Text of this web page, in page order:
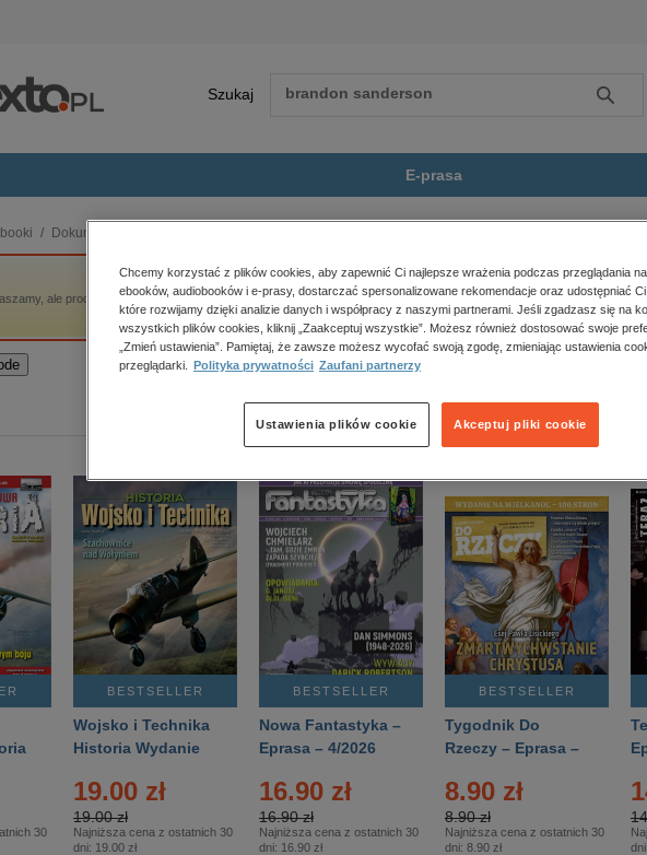
Szukaj Szukaj
E-prasa
aranżacja wnętrz
branżowe, gospodarka
kultura
polityka, społeczno-informacyjne
psychologiczne
inne
popularno-naukowe
historia
zdrowie
religie
Dokument, literatura faktu, reportaże, biografie
ale produkt „Z wojskami Menelika II. Zapiski z podróży do Etiopii” nie jest dostępny.
30
BESTSELLER
Wojsko i Technika
Historia Wydanie
– 2/2026
19.00 zł
19.00 zł
Najniższa cena z ostatnich 30
dni: 19.00 zł
BESTSELLER
Nowa Fantastyka –
Eprasa – 4/2026
16.90 zł
16.90 zł
Najniższa cena z ostatnich 30
dni: 16.90 zł
BESTSELLER
Tygodnik Do
Rzeczy – Eprasa –
8.90 zł
8.90 zł
Najniższa cena z ostatnich 30
dni: 8.90 zł
dni:
Chcemy korzystać z plików cookies, aby zapewnić Ci najlepsze wrażenia podczas przeglądania
ebooków, audiobooków i e-prasy, dostarczać spersonalizowane rekomendacje oraz udostępniać
które rozwijamy dzięki analizie danych i współpracy z naszymi partnerami. Jeśli zgadzasz się na
wszystkich plików cookies, kliknij „Zaakceptuj wszystkie”. Możesz również dostosować swoje
„Zmień ustawienia”. Pamiętaj, że zawsze możesz wycofać swoją zgodę, zmieniając ustawienia
przeglądarki.
Polityka prywatności Zaufani partnerzy
Akceptuj pliki cookie
Ustawienia plików cookie